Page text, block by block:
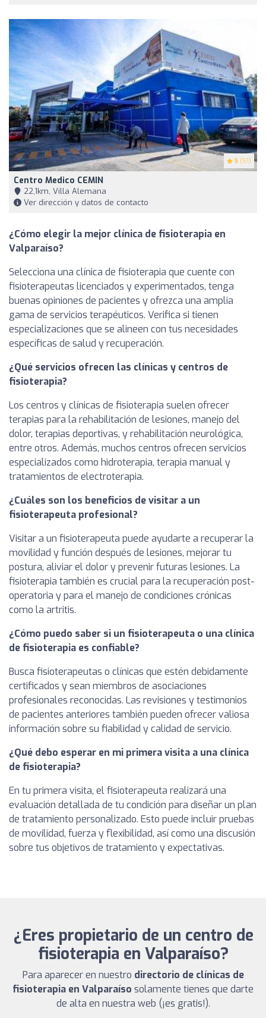
5 (51)
Centro Medico CEMIN
22,1km, Villa Alemana
Ver dirección y datos de contacto
¿Cómo elegir la mejor clínica de fisioterapia en
Valparaíso?
Selecciona una clínica de fisioterapia que cuente con
fisioterapeutas licenciados y experimentados, tenga
buenas opiniones de pacientes y ofrezca una amplia
gama de servicios terapéuticos. Verifica si tienen
especializaciones que se alineen con tus necesidades
específicas de salud y recuperación.
¿Qué servicios ofrecen las clínicas y centros de
fisioterapia?
Los centros y clínicas de fisioterapia suelen ofrecer
terapias para la rehabilitación de lesiones, manejo del
dolor, terapias deportivas, y rehabilitación neurológica,
entre otros. Además, muchos centros ofrecen servicios
especializados como hidroterapia, terapia manual y
tratamientos de electroterapia.
¿Cuáles son los beneficios de visitar a un
fisioterapeuta profesional?
Visitar a un fisioterapeuta puede ayudarte a recuperar la
movilidad y función después de lesiones, mejorar tu
postura, aliviar el dolor y prevenir futuras lesiones. La
fisioterapia también es crucial para la recuperación post-
operatoria y para el manejo de condiciones crónicas
como la artritis.
¿Cómo puedo saber si un fisioterapeuta o una clínica
de fisioterapia es confiable?
Busca fisioterapeutas o clínicas que estén debidamente
certificados y sean miembros de asociaciones
profesionales reconocidas. Las revisiones y testimonios
de pacientes anteriores también pueden ofrecer valiosa
información sobre su fiabilidad y calidad de servicio.
¿Qué debo esperar en mi primera visita a una clínica
de fisioterapia?
En tu primera visita, el fisioterapeuta realizará una
evaluación detallada de tu condición para diseñar un plan
de tratamiento personalizado. Esto puede incluir pruebas
de movilidad, fuerza y flexibilidad, así como una discusión
sobre tus objetivos de tratamiento y expectativas.
¿Eres propietario de un centro de
fisioterapia en Valparaíso?
Para aparecer en nuestro directorio de clínicas de
fisioterapia en Valparaíso solamente tienes que darte
de alta en nuestra web (¡es gratis!).